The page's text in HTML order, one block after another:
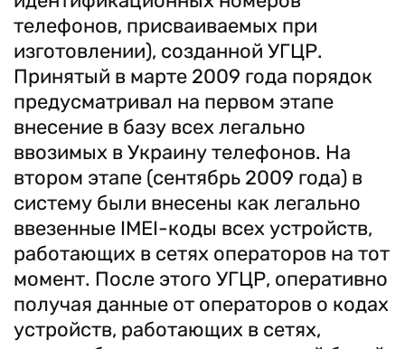
телефонов, присваиваемых при
изготовлении), созданной УГЦР.
Принятый в марте 2009 года порядок
предусматривал на первом этапе
внесение в базу всех легально
ввозимых в Украину телефонов. На
втором этапе (сентябрь 2009 года) в
систему были внесены как легально
ввезенные IMEI-коды всех устройств,
работающих в сетях операторов на тот
момент. После этого УГЦР, оперативно
получая данные от операторов о кодах
устройств, работающих в сетях,